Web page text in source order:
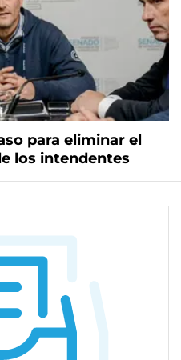
para eliminar el
los intendentes